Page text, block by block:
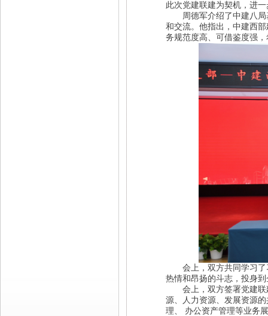
此次党建联建为契机，进
周德军介绍了中建八局基
和交流。他指出，中建西
务规范度高、可借鉴度强
会上，双方共同学习了
热情和昂扬的斗志，投身
会上，双方签署党建联
源、人力资源、发展资源
理、 办公资产管理等业务